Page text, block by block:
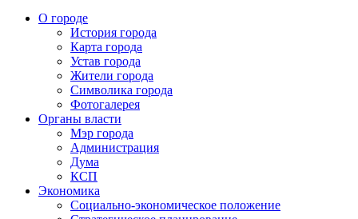
О городе
История города
Карта города
Устав города
Жители города
Символика города
Фотогалерея
Органы власти
Мэр города
Администрация
Дума
КСП
Экономика
Социально-экономическое положение